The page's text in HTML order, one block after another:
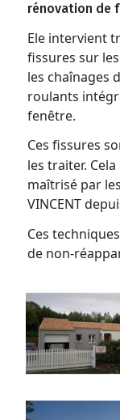
rénovation de
Ele intervient
fissures sur
les chaînages
roulants
fenêtre.
Ces fissures
les traiter.
maîtrisé par
VINCENT
Ces
de non-